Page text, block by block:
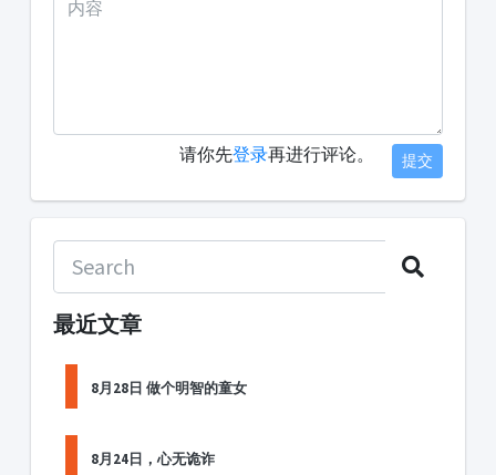
请你先登录再进行评论。 提交
最近文章
8月28日 做个明智的童女
8月24日，心无诡诈